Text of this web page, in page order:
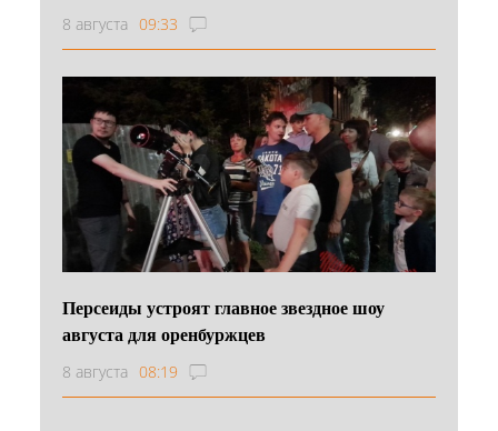
8 августа 09:33
Персеиды устроят главное звездное шоу
августа для оренбуржцев
8 августа 08:19